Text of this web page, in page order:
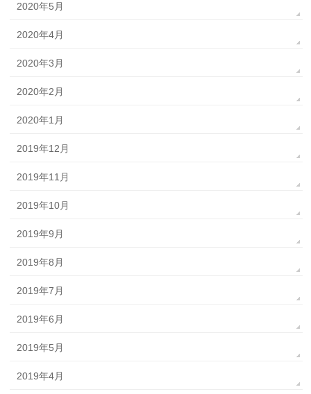
2020年5月
2020年4月
2020年3月
2020年2月
2020年1月
2019年12月
2019年11月
2019年10月
2019年9月
2019年8月
2019年7月
2019年6月
2019年5月
2019年4月